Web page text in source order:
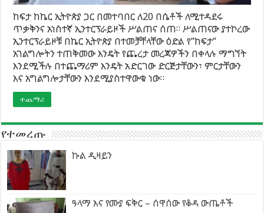
ከፍታ ከኬር ኢትዮጵያ ጋር በመተባበር ለ20 በሴቶች ለሚተዳደሩ
ጥቃቅንና አነስተኛ ኢንተርፕራይዞች ሥልጠና ሰጠ። ሥልጠናው ያተኮረው
ኢንተርፕራይዞቹ በኬር ኢትዮጵያ በተመቻቸላቸው ዕድል የ”ከፍታ”
አገልግሎትን ተጠቅመው እንዴት የጨረታ መረጃዎችን በቀላሉ ማግኘት
እንደሚችሉ በተጨማሪም እንዴት አድርገው ድርጅታቸውን፣ ምርታቸውን
እና አግልግሎታቸውን እንደሚያስተዋውቁ ነው።
ተጨማሪ
የተመረጡ
ኩል ዲዛይን
ዓላማ እና የሙያ ፍቅር – ሰዋሰው የቆዳ ውጤቶች